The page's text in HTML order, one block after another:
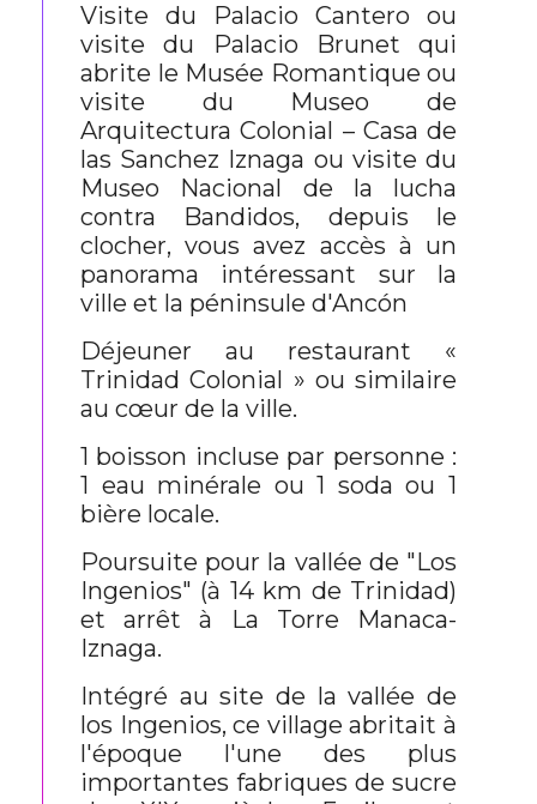
Visite du Palacio Cantero ou
visite du Palacio Brunet qui
abrite le Musée Romantique ou
visite du Museo de
Arquitectura Colonial – Casa de
las Sanchez Iznaga ou visite du
Museo Nacional de la lucha
contra Bandidos, depuis le
clocher, vous avez accès à un
panorama intéressant sur la
ville et la péninsule d'Ancón
Déjeuner au restaurant «
Trinidad Colonial » ou similaire
au cœur de la ville.
1 boisson incluse par personne :
1 eau minérale ou 1 soda ou 1
bière locale.
Poursuite pour la vallée de "Los
Ingenios" (à 14 km de Trinidad)
et arrêt à La Torre Manaca-
Iznaga.
Intégré au site de la vallée de
los Ingenios, ce village abritait à
l'époque l'une des plus
importantes fabriques de sucre